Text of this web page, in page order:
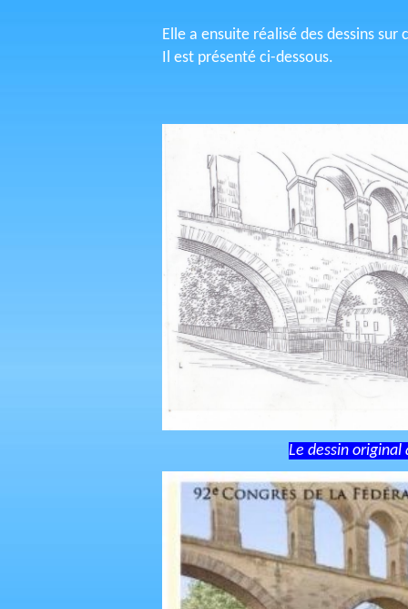
Elle a ensuite réalisé des dessins
Il est présenté ci-dessous.
Le dessin original